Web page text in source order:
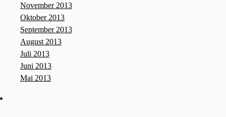
November 2013
Oktober 2013
September 2013
August 2013
Juli 2013
Juni 2013
Mai 2013